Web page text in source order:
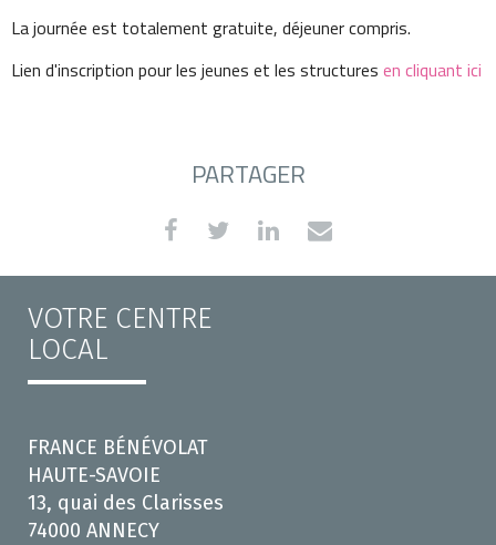
La journée est totalement gratuite, déjeuner compris.
Lien d'inscription pour les jeunes et les structures en cliquant ici
PARTAGER
VOTRE CENTRE
LOCAL
FRANCE BÉNÉVOLAT
HAUTE-SAVOIE
13, quai des Clarisses
74000 ANNECY